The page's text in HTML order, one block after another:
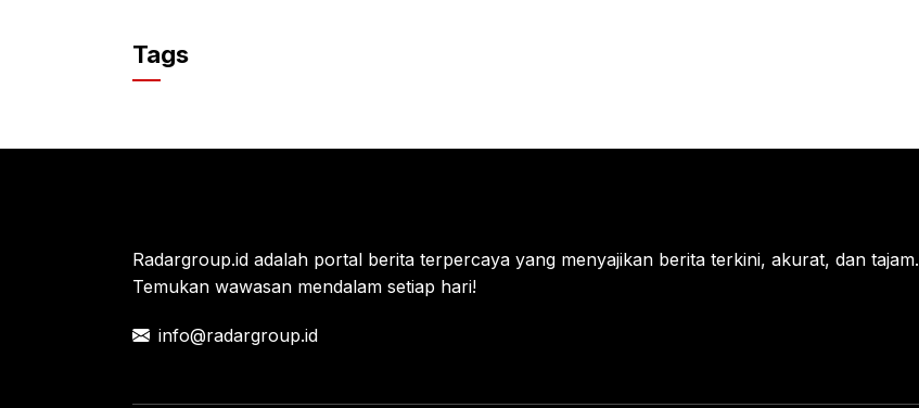
c
e
o
p
Tags
Radargroup.id adalah portal berita terpercaya yang menyajikan berita terkini, akurat, dan tajam.
Temukan wawasan mendalam setiap hari!
info@radargroup.id